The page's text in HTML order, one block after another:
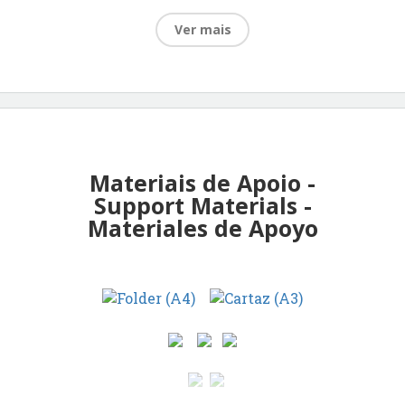
Palestra Especial 2 | Special
Ver mais
Materiais de Apoio -
Support Materials -
Materiales de Apoyo